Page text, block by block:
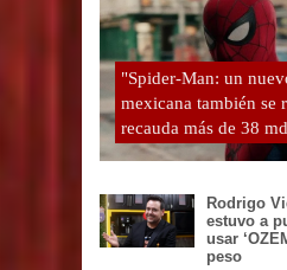
"Spider-Man: un
mexicana también se
recauda más de 38
Rodrigo
estuvo a
usar
peso